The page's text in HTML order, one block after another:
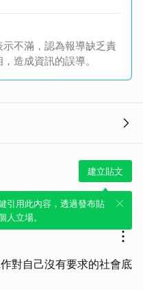
不滿，認為報導缺乏責
造成資訊的誤導。
建立貼文
引用此內容，透過發布貼
人立場。
對自己沒有要求的社會底